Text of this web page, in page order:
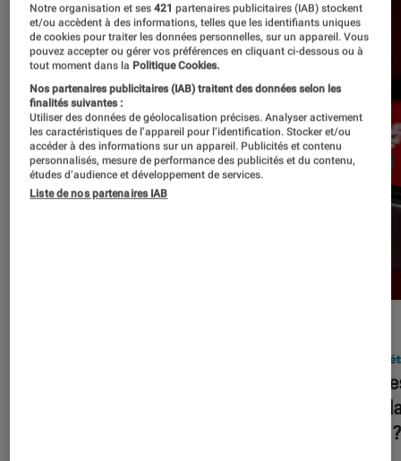
2023
Notre organisation et ses421 partenaires publicitaires (IAB) stockent
et/ou accèdent à des informations, telles que les identifiants uniques
de cookies pour traiter les données personnelles, sur un appareil. Vous
pouvez accepter ou gérer vos préférences en cliquant ci-dessous ou à
tout moment dans la Politique Cookies.
Nos partenaires publicitaires (IAB) traitent des données selon les
finalités suivantes :
Utiliser des données de géolocalisation précises. Analyser activement
les caractéristiques de l’appareil pour l’identification. Stocker et/ou
accéder à des informations sur un appareil. Publicités et contenu
personnalisés, mesure de performance des publicités et du contenu,
études d’audience et développement de services.
Liste de nos partenaires IAB